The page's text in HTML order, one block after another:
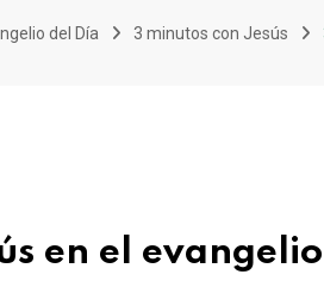
del Día 3 minutos con Jesús
en el evangelio